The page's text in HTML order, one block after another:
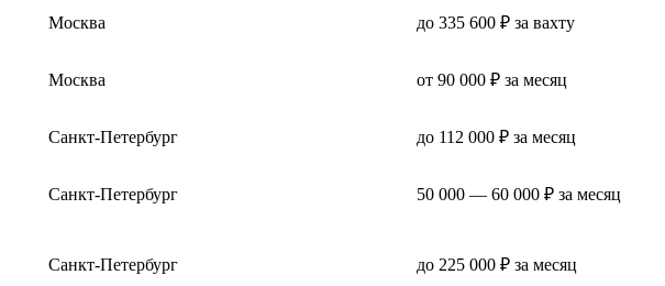
Москва до 335 600 ₽ за вахту
Москва от 90 000 ₽ за месяц
Санкт-Петербург до 112 000 ₽ за месяц
Санкт-Петербург 50 000 — 60 000 ₽ за месяц
Санкт-Петербург до 225 000 ₽ за месяц